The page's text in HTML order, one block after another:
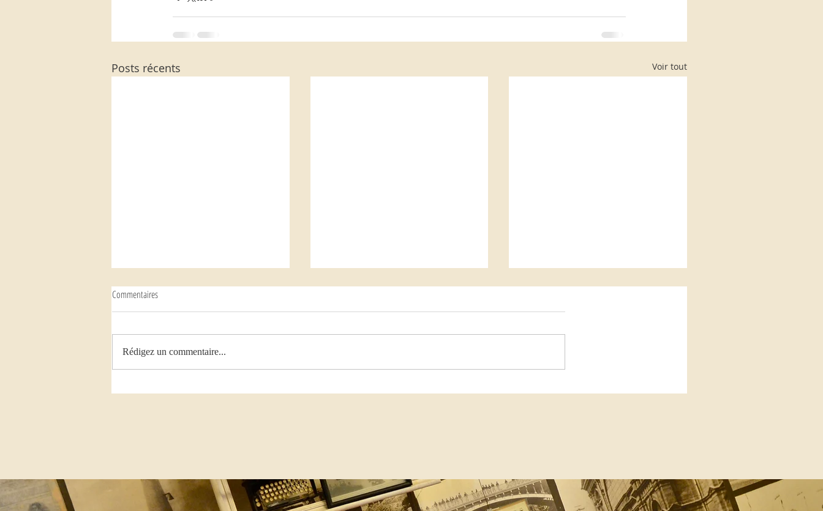
Posts récents Voir tout
Commentaires
Rédigez un commentaire...